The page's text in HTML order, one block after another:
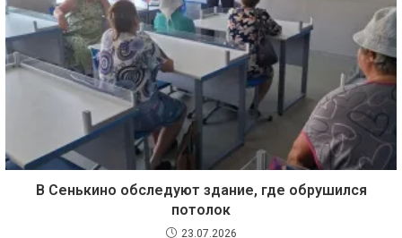
В Сенькино обследуют здание, где обрушился
потолок
23.07.2026